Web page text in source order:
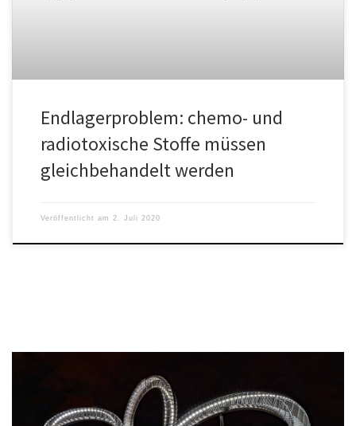
Endlagerproblem: chemo- und
radiotoxische Stoffe müssen
gleichbehandelt werden
Veröffentlicht am 2. Juli 2020